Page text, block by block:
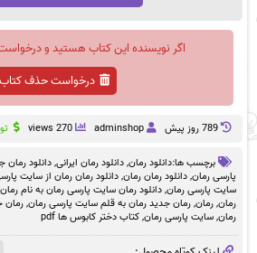
اگر نویسنده این کتاب هستید و
درخواست حذف کتاب
789 روز پيش adminshop
270 views
برچسب ها:دانلود رمان,دانلود رمان ایرانی,دانلود رمان
پارسی رمان,دانلود رمان رمان,دانلود رمان رمان از سایت
سایت پارسی رمان,دانلود رمان سایت پارسی رمان به نام رمان
رمان,رمان,رمان جدید رمان به قلم سایت پارسی رمان,رمان
رمان,سایت پارسی رمان,کتاب دختر کابوس ها pdf